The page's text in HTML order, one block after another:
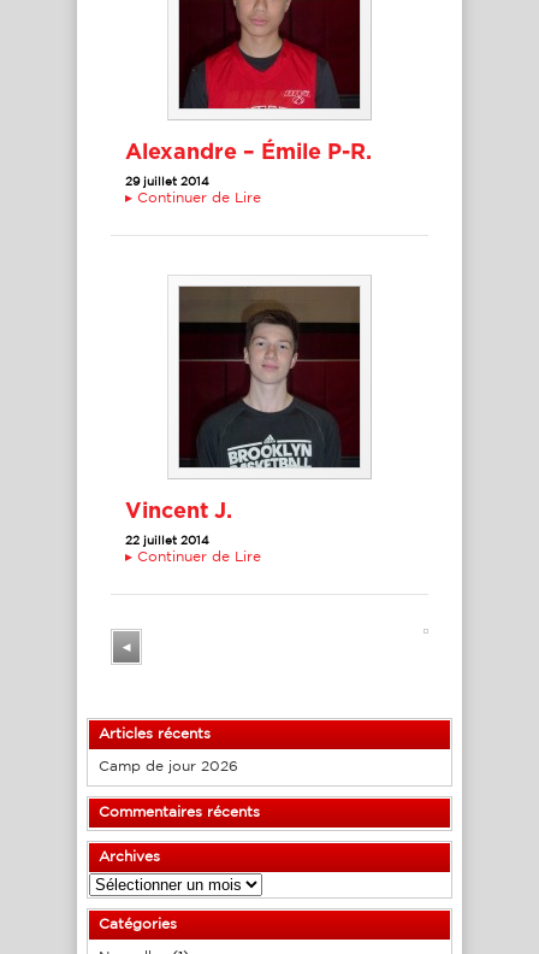
Alexandre – Émile P-R.
29 juillet 2014
▸ Continuer de Lire
Vincent J.
22 juillet 2014
▸ Continuer de Lire
◂
Articles récents
Camp de jour 2026
Commentaires récents
Archives
Archives
Catégories